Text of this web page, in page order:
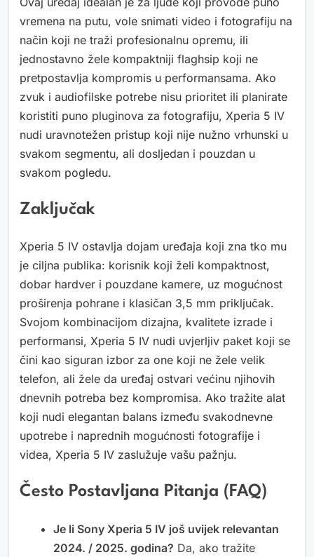
vremena na putu, vole snimati video i fotografiju na
način koji ne traži profesionalnu opremu, ili
jednostavno žele kompaktniji flaghsip koji ne
pretpostavlja kompromis u performansama. Ako
zvuk i audiofilske potrebe nisu prioritet ili planirate
koristiti puno pluginova za fotografiju, Xperia 5 IV
nudi uravnotežen pristup koji nije nužno vrhunski u
svakom segmentu, ali dosljedan i pouzdan u
svakom pogledu.
Zaključak
Xperia 5 IV ostavlja dojam uređaja koji zna tko mu
je ciljna publika: korisnik koji želi kompaktnost,
dobar hardver i pouzdane kamere, uz mogućnost
proširenja pohrane i klasičan 3,5 mm priključak.
Svojom kombinacijom dizajna, kvalitete izrade i
performansi, Xperia 5 IV nudi uvjerljiv paket koji se
čini kao siguran izbor za one koji ne žele velik
telefon, ali žele da uređaj ostvari većinu njihovih
dnevnih potreba bez kompromisa. Ako tražite alat
koji nudi elegantan balans između svakodnevne
upotrebe i naprednih mogućnosti fotografije i
videa, Xperia 5 IV zaslužuje vašu pažnju.
Često Postavljana Pitanja (FAQ)
Je li Sony Xperia 5 IV još uvijek relevantan
2024. / 2025. godina? Da, ako tražite